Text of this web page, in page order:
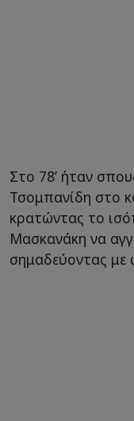
Στο 78’ ήταν
Τσομπανίδη στο
κρατώντας το
Μασκανάκη να
σημαδεύοντας με